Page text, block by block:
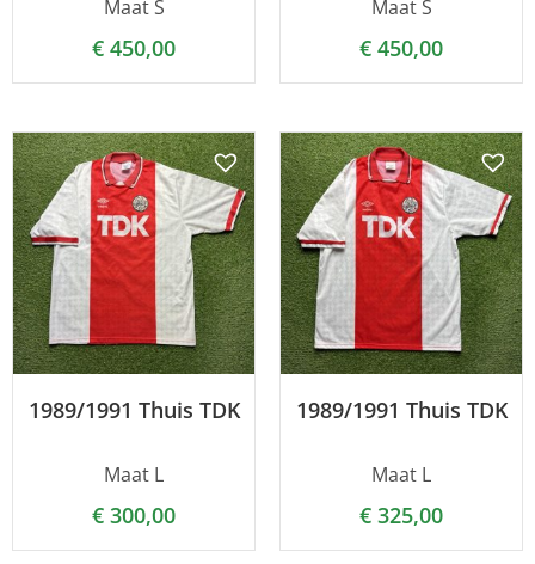
Maat S
€ 450,00
Maat S
€ 450,00
1989/1991 Thuis TDK
Maat L
€ 300,00
1989/1991 Thuis TDK
Maat L
€ 325,00